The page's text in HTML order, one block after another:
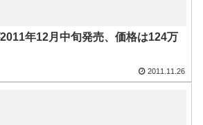
年12月中旬発売、価格は124万
2011.11.26